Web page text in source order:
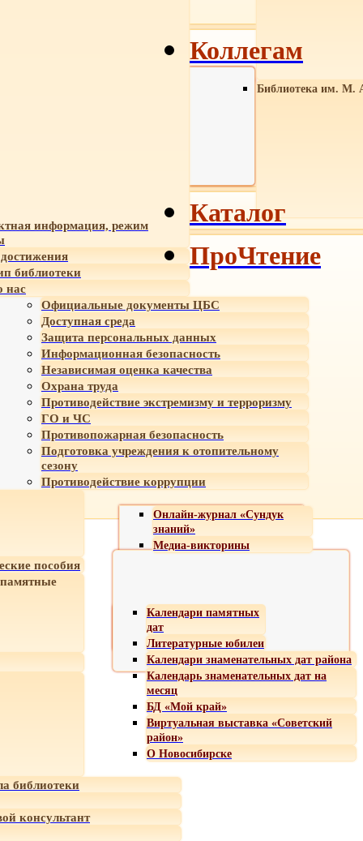
Библиотека им. М.
информация, режим
библиотеки
нас
Официальные документы ЦБС
Доступная среда
Защита персональных данных
Информационная безопасность
Независимая оценка качества
Охрана труда
Противодействие экстремизму и терроризму
ГО и ЧС
Противопожарная безопасность
Подготовка учреждения к отопительному
сезону
Противодействие коррупции
Онлайн-журнал «Сундук
знаний»
Медиа-викторины
пособия
Календари памятных
дат
Литературные юбилеи
Календари знаменательных дат района
Календарь знаменательных дат на
месяц
БД «Мой край»
Виртуальная выставка «Советский
район»
О Новосибирске
библиотеки
консультант
Коллегам
Каталог
ПроЧтение